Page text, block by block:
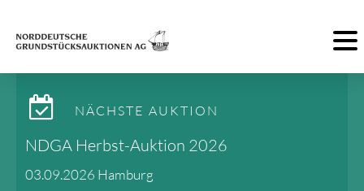
NÄCHSTE AUKTION
NDGA Herbst-Auktion 2026
03.09.2026 Hamburg